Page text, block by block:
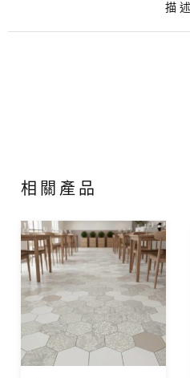
描述
相關產品